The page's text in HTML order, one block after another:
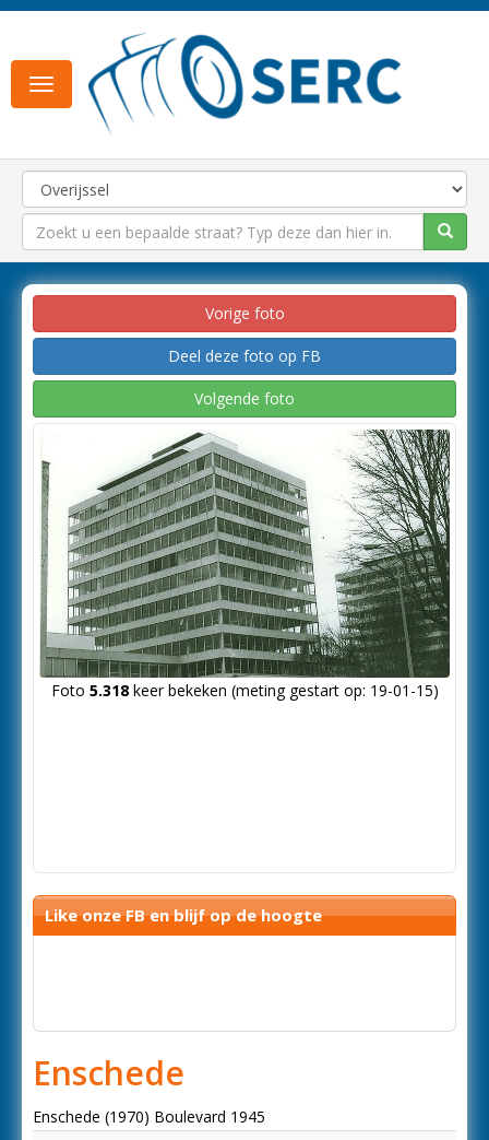
Toggle
navigation
Vorige foto
Deel deze foto op FB
Volgende foto
Foto 5.318keer bekeken (meting gestart op: 19-01-15)
Like onze FB en blijf op de hoogte
Enschede
Enschede (1970) Boulevard 1945